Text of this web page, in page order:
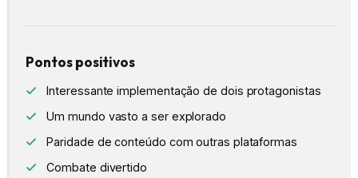
Pontos positivos
Interessante implementação de dois protagonistas
Um mundo vasto a ser explorado
Paridade de conteúdo com outras plataformas
Combate divertido